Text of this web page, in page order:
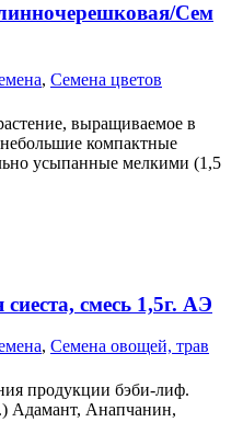
Сем
, Семена цветов
выращиваемое в
компактные
усыпанные мелкими (1,5
смесь 1,5г. АЭ
, Семена овощей, трав
продукции бэби-лиф.
Адамант, Анапчанин,